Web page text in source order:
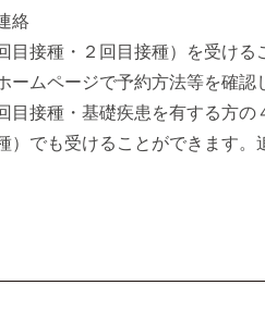
絡
接種・２回目接種）を受ける
ームページで予約方法等を確認
接種・基礎疾患を有する方の
）でも受けることができます